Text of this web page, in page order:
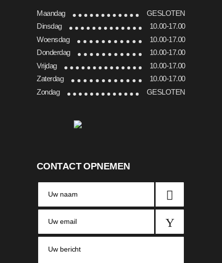
Maandag
GESLOTEN
Dinsdag
10.00-17.00
Woensdag
10.00-17.00
Donderdag
10.00-17.00
Vrijdag
10.00-17.00
Zaterdag
10.00-17.00
Zondag
GESLOTEN
CONTACT OPNEMEN